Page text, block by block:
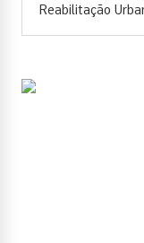
Reabilitação